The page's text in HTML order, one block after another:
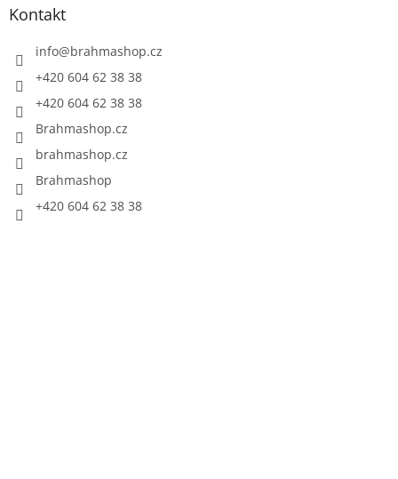
Kontakt
info@brahmashop.cz
+420 604 62 38 38
+420 604 62 38 38
Brahmashop.cz
brahmashop.cz
Brahmashop
+420 604 62 38 38